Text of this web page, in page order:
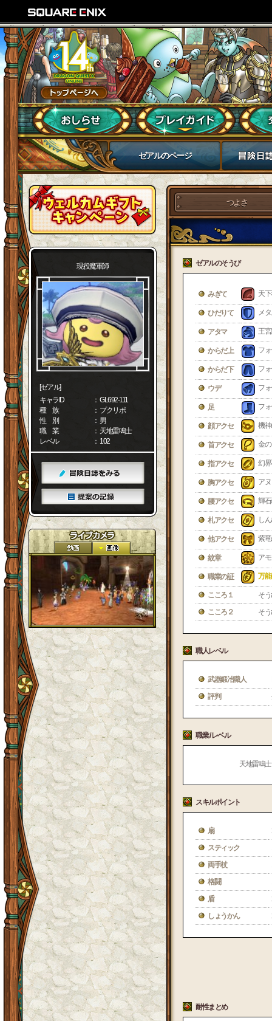
ゼアルのページ
現役魔軍師
[ゼアル]
キャラID
： GL692-111
種 族
： プクリポ
性 別
： 男
職 業
： 天地雷鳴士
レベル
： 102
つよさ
ゼアルのそうび
みぎて 天
ひだりて メ
アタマ 王
からだ上 フ
からだ下 フ
ウデ フ
足 フ
顔アクセ 機
首アクセ 金
指アクセ 幻
胸アクセ ア
腰アクセ 輝
札アクセ し
他アクセ 紫
紋章 ア
職業の証 万
こころ１
そ
こころ２
そ
職人レベル
武器鍛冶職人
評判
職業 / レベル
天地雷鳴士
スキルポイント
扇
スティック
両手杖
格闘
盾
しょうかん
耐性まとめ